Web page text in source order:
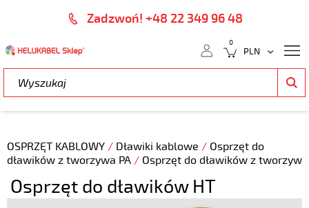
Zadzwoń! +48 22 349 96 48
0
OSPRZĘT KABLOWY / Dławiki kablowe / Osprzęt do
dławików z tworzywa PA / Osprzęt do dławików z tworzyw
Osprzęt do dławików HT